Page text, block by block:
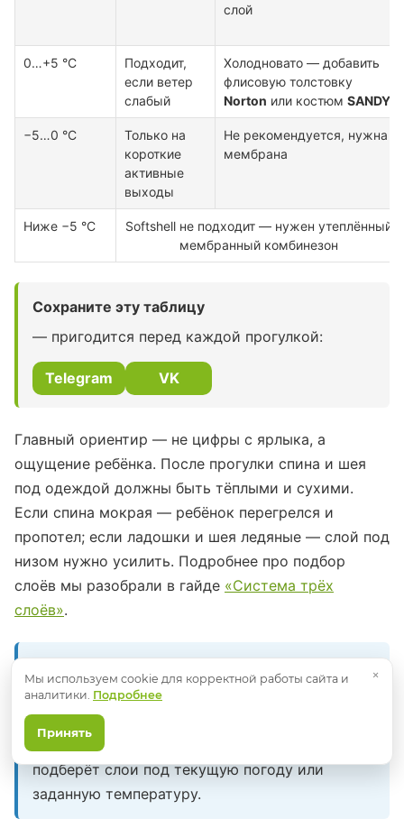
слой
0…+5 °C
Подходит,
если ветер
слабый
Холодновато — добавить
флисовую толстовку
Norton или костюм SANDY
−5…0 °C
Только на
короткие
активные
выходы
Не рекомендуется, нужна
мембрана
Ниже −5 °C
Softshell не подходит — нужен утеплённый
мембранный комбинезон
Сохраните эту таблицу
— пригодится перед каждой прогулкой:
Telegram VK
Главный ориентир — не цифры с ярлыка, а
ощущение ребёнка. После прогулки спина и шея
под одеждой должны быть тёплыми и сухими.
Если спина мокрая — ребёнок перегрелся и
пропотел; если ладошки и шея ледяные — слой под
низом нужно усилить. Подробнее про подбор
слоёв мы разобрали в гайде «Система трёх
слоёв».
Таблица выше даёт ориентиры, но реальный
комфорт зависит от ветра, осадков, возраста
и активности ребёнка. Калькулятор Caimano
подберёт слои под текущую погоду или
заданную температуру.
×
Мы используем cookie для корректной работы сайта и
аналитики. Подробнее
Принять